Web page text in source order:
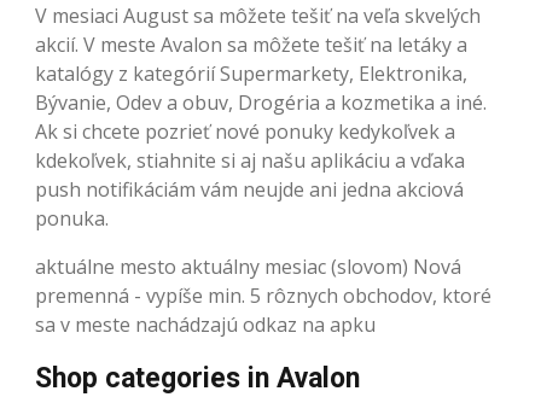
V mesiaci August sa môžete tešiť na veľa skvelých
akcií. V meste Avalon sa môžete tešiť na letáky a
katalógy z kategórií Supermarkety, Elektronika,
Bývanie, Odev a obuv, Drogéria a kozmetika a iné.
Ak si chcete pozrieť nové ponuky kedykoľvek a
kdekoľvek, stiahnite si aj našu aplikáciu a vďaka
push notifikáciám vám neujde ani jedna akciová
ponuka.
aktuálne mesto aktuálny mesiac (slovom) Nová
premenná - vypíše min. 5 rôznych obchodov, ktoré
sa v meste nachádzajú odkaz na apku
Shop categories in Avalon